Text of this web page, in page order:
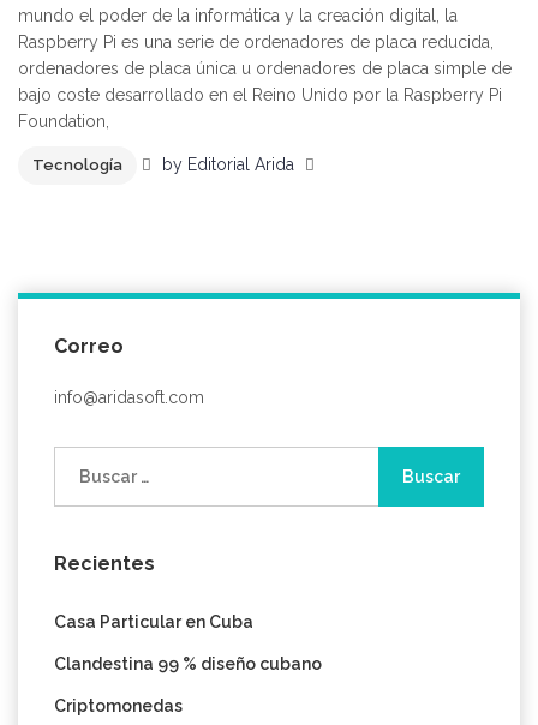
mundo el poder de la informática y la creación digital, la
Raspberry Pi es una serie de ordenadores de placa reducida,
ordenadores de placa única u ordenadores de placa simple de
bajo coste desarrollado en el Reino Unido por la Raspberry Pi
Foundation,
Tecnología by Editorial Arida
Correo
info@aridasoft.com
Recientes
Casa Particular en Cuba
Clandestina 99 % diseño cubano
Criptomonedas